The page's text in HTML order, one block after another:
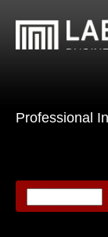
Professional